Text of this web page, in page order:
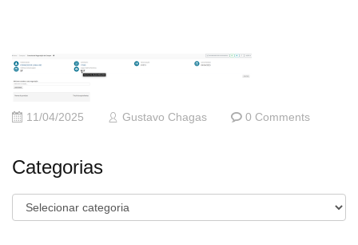
11/04/2025 Gustavo Chagas 0 Comments
Categorias
Categorias